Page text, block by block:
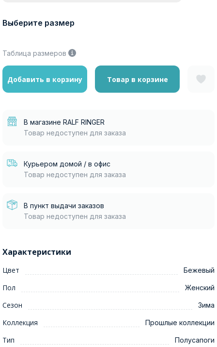
Выберите размер
Таблица размеров
Добавить в корзину Товар в корзине
В магазине RALF RINGER
Товар недоступен для заказа
Курьером домой / в офис
Товар недоступен для заказа
В пункт выдачи заказов
Товар недоступен для заказа
Характеристики
Цвет Бежевый
Пол Женский
Сезон Зима
Коллекция Прошлые коллекции
Тип Полусапоги